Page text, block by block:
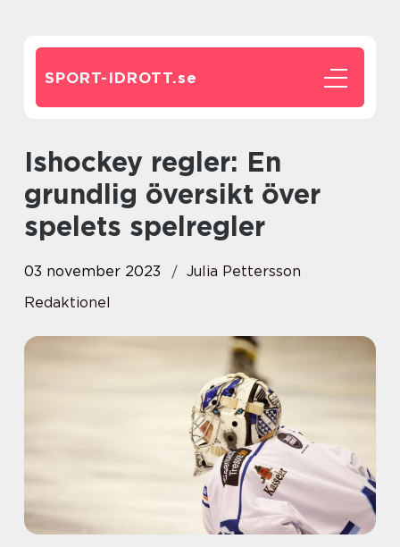
SPORT-IDROTT.se
Ishockey regler: En
grundlig översikt över
spelets spelregler
03 november 2023
Julia Pettersson
Redaktionel